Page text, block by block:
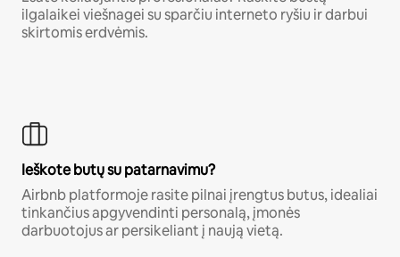
ilgalaikei viešnagei su sparčiu interneto ryšiu ir darbui
skirtomis erdvėmis.
Ieškote butų su patarnavimu?
Airbnb platformoje rasite pilnai įrengtus butus, idealiai
tinkančius apgyvendinti personalą, įmonės
darbuotojus ar persikeliant į naują vietą.